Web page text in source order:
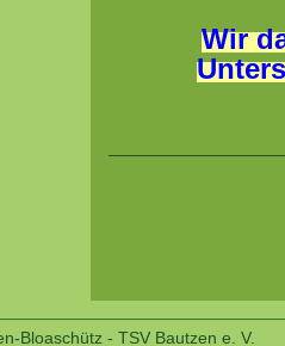
Wir
Bloaschütz - TSV Bautzen e. V.